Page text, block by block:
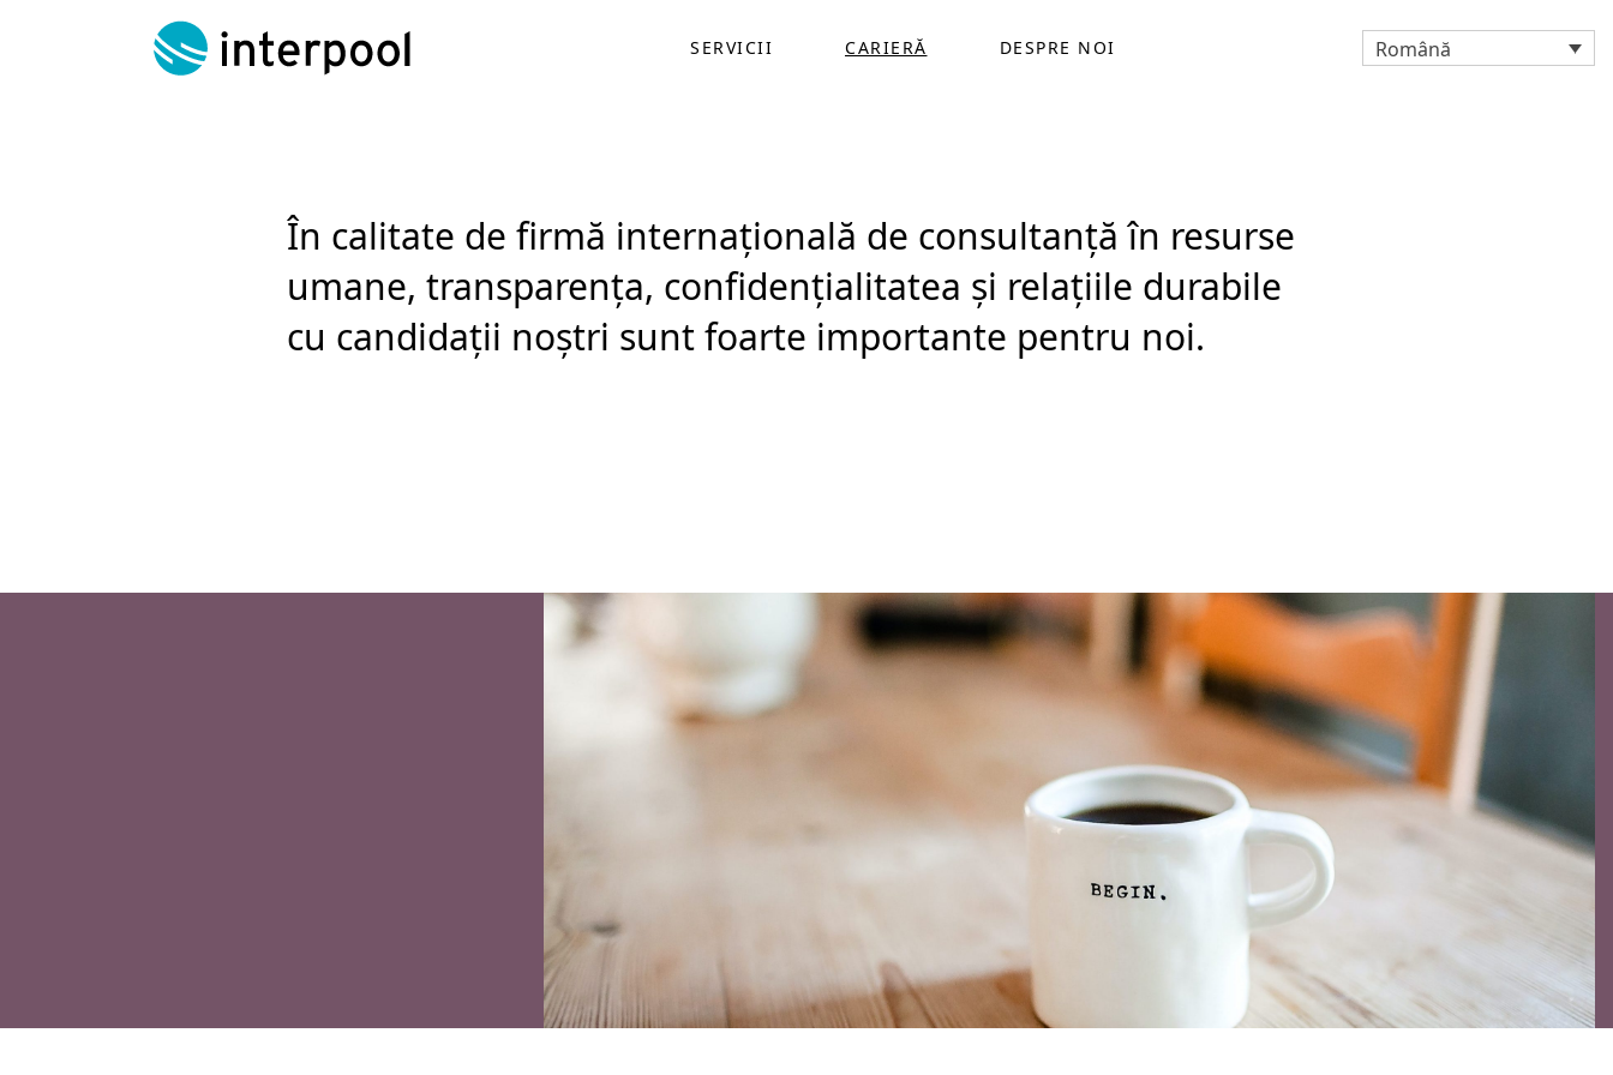
SERVICII CARIERĂ DESPRE NOI Română
În calitate de firmă internațională de consultanță în resurse
umane, transparența, confidențialitatea și relațiile durabile
cu candidații noștri sunt foarte importante pentru noi.